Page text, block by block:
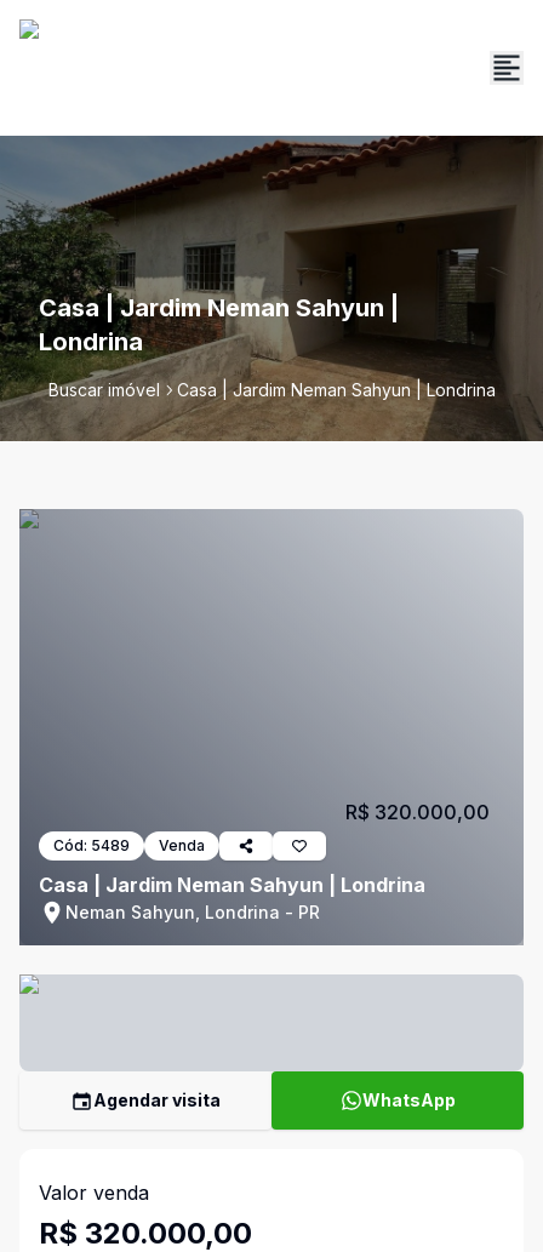
Casa | Jardim Neman Sahyun |
Londrina
Buscar imóvel Casa | Jardim Neman Sahyun | Londrina
Cód: 5489 Venda
Casa | Jardim Neman Sahyun | Londrina
Neman Sahyun, Londrina - PR
R$ 320.000,00
Agendar visita WhatsApp
Valor venda
R$ 320.000,00